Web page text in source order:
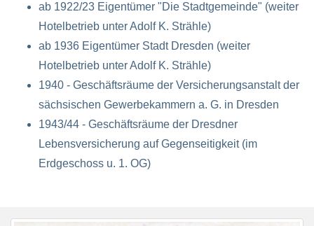
ab 1922/23 Eigentümer "Die Stadtgemeinde" (weiter
Hotelbetrieb unter Adolf K. Strähle)
ab 1936 Eigentümer Stadt Dresden (weiter
Hotelbetrieb unter Adolf K. Strähle)
1940 - Geschäftsräume der Versicherungsanstalt der
sächsischen Gewerbekammern a. G. in Dresden
1943/44 - Geschäftsräume der Dresdner
Lebensversicherung auf Gegenseitigkeit (im
Erdgeschoss u. 1. OG)